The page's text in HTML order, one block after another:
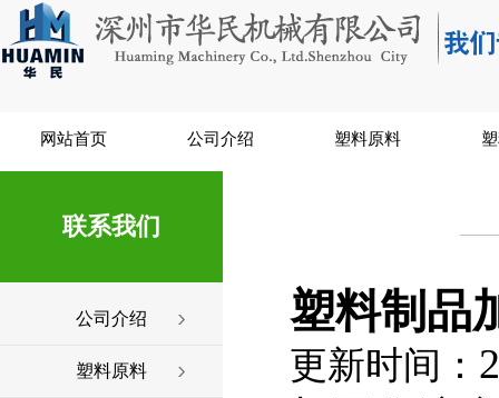
网站首页 公司介绍 塑料原料
联系我们
公司介绍
塑料原料
塑料制品
更新时间：